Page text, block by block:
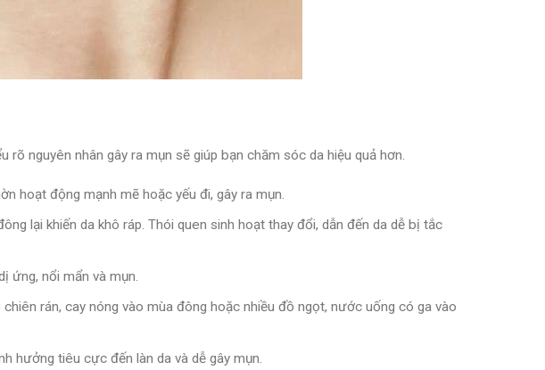
nguyên nhân gây ra mụn sẽ giúp bạn chăm sóc da hiệu quả hơn.
hoạt động mạnh mẽ hoặc yếu đi, gây ra mụn.
lại khiến da khô ráp. Thói quen sinh hoạt thay đổi, dẫn đến da dễ bị tắc
ứng, nổi mẩn và mụn.
rán, cay nóng vào mùa đông hoặc nhiều đồ ngọt, nước uống có ga vào
hưởng tiêu cực đến làn da và dễ gây mụn.